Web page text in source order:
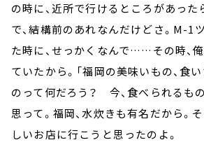
の時に、近所で行けるところがあった
で、結構前のあれなんだけどさ。M-1
た時に、せっかくなんで……その時、
ていたから。「福岡の美味いもの、食
のって何だろう？ 今、食べられるも
思って。福岡、水炊きも有名だから。
しいお店に行こうと思ったのよ。